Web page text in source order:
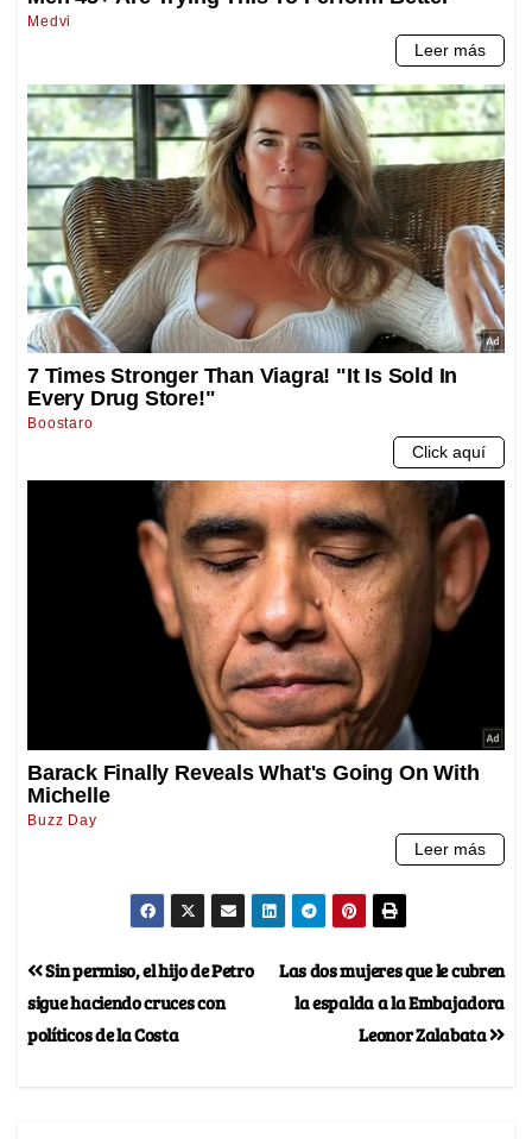
Las dos mujeres que le cubren
la espalda a la Embajadora
Leonor Zalabata
Sin permiso, el hijo de Petro
sigue haciendo cruces con
políticos de la Costa